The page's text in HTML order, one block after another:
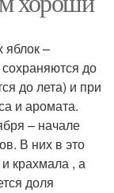
яблок –
до
до лета) и при
и аромата.
– начале
В них в это
крахмала , а
доля